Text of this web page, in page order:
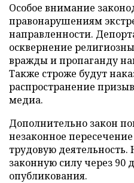
Особое внимание
правонарушениям
направленности.
осквернение
вражды и пропаганду
Также строже будут
распространение
медиа.
Дополнительно закон
незаконное
трудовую
законную силу через 90
опубликования.